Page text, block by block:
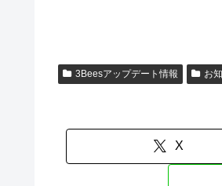
3Beesアップデート情報 お
X